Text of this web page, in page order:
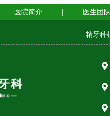
医院简介 医生团
精牙种